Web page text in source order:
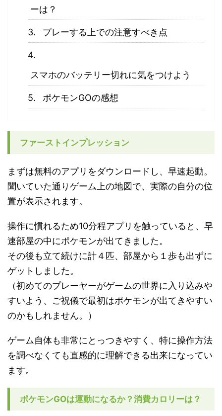
ーは？
プレーする上での注意すべき点
スマホのバッテリー切れに気をつけよう
ポケモンGOの感想
ファーストインプレッション
まずは無料のアプリをダウンロードし、早速起動。
聞いていた通りゲーム上の地図で、実際の自分の位
置が表示されます。
操作に慣れるため10分程アプリを触っていると、早
速部屋の中にポケモンが出てきました。
その後も立て続けに計４匹、部屋から１歩も出ずに
ゲットしました。
（初めてのプレーヤーがゲームの世界に入り込みや
すいよう、ご祝儀で最初はポケモンが出てきやすい
のかもしれません。）
ゲーム自体も非常にとっつきやすく、特に操作方法
を調べなくても直感的に理解できる出来になってい
ます。
ポケモンGOは運動になるか？消費カロリーは？